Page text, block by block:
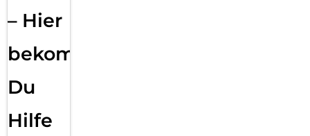
– Hier
bekommst
Du
Hilfe